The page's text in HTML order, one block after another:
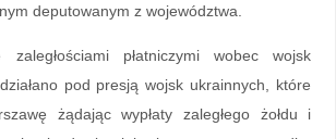
deputowanym z województwa.
płatniczymi wobec wojsk
pod presją wojsk ukrainnych, które
żądając wypłaty zaległego żołdu i